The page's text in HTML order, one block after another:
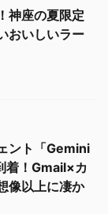
神座の夏限定
おいしいラー
ント「Gemini
着！Gmail×カ
像以上に凄か